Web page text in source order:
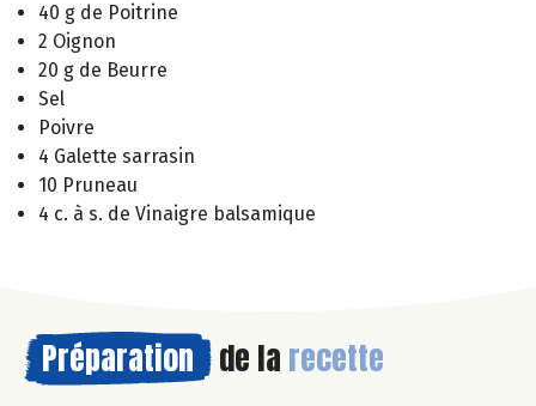
40 g de Poitrine
2 Oignon
20 g de Beurre
Sel
Poivre
4 Galette sarrasin
10 Pruneau
4 c. à s. de Vinaigre balsamique
Préparation de la recette